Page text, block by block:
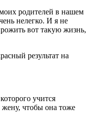
родителей в нашем
нелегко. И я не
вот такую жизнь,
результат на
учится
жену, чтобы она тоже